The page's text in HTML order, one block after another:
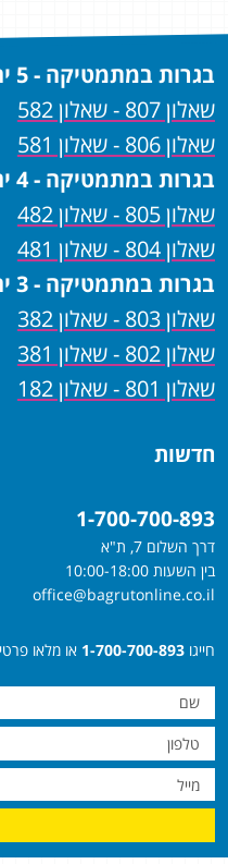
בגרות במתמטיקה - 5 יחידות
שאלון 807 - שאלון 582
שאלון 806 - שאלון 581
בגרות במתמטיקה - 4 יחידות
שאלון 805 - שאלון 482
שאלון 804 - שאלון 481
בגרות במתמטיקה - 3 יחידות
שאלון 803 - שאלון 382
שאלון 802 - שאלון 381
שאלון 801 - שאלון 182
חדשות
1-700-700-893
דרך השלום 7, ת"א
בין השעות 10:00-18:00
office@bagrutonline.co.il
חייגו 1-700-700-893 או מלאו